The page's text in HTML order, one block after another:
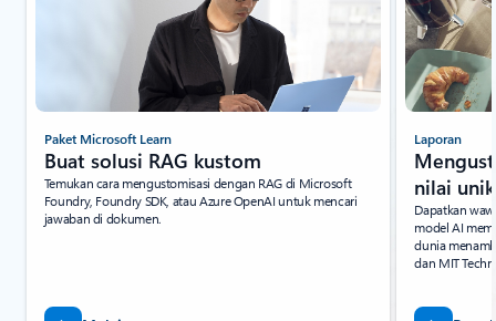
Paket Microsoft Learn
Buat solusi RAG kustom
Temukan cara mengustomisasi dengan RAG di Microsoft
Foundry, Foundry SDK, atau Azure OpenAI untuk mencari
jawaban di dokumen.
Laporan
nilai unik
Dapatkan
model AI
dunia
dan MIT